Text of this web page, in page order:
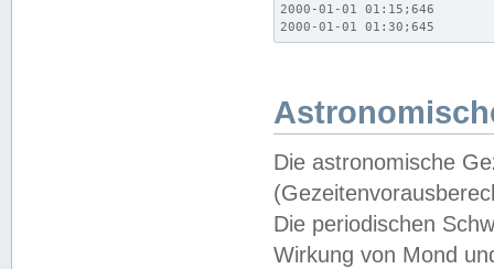
2000-01-01 01:15;646
2000-01-01 01:30;645
Die astronomische
Die periodischen
Wirkung von Mond